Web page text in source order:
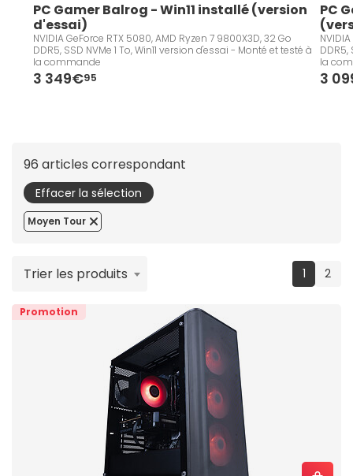
PC Gamer Balrog - Win11 installé (version
d'essai)
NVIDIA GeForce RTX 5080, AMD Ryzen 7 9800X3D, 32 Go
DDR5, SSD NVMe 1 To, Win11 version d'essai - Monté et testé à
la commande
3 349€95
PC
DDR5,
la
3
96 articles correspondant
Effacer la sélection
Moyen Tour
1 2
Trier les produits
Promotion